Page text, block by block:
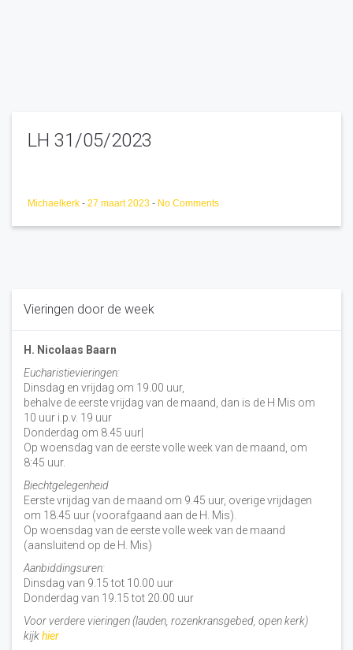
LH 31/05/2023
Michaelkerk - 27 maart 2023 - No Comments
Vieringen door de week
H. Nicolaas Baarn
Eucharistievieringen:
Dinsdag en vrijdag om 19.00 uur,
behalve de eerste vrijdag van de maand, dan is de H Mis om
10 uur i.p.v. 19 uur
Donderdag om 8.45 uur|
Op woensdag van de eerste volle week van de maand, om
8:45 uur.
Biechtgelegenheid
Eerste vrijdag van de maand om 9.45 uur, overige vrijdagen
om 18.45 uur (voorafgaand aan de H. Mis).
Op woensdag van de eerste volle week van de maand
(aansluitend op de H. Mis)
Aanbiddingsuren:
Dinsdag van 9.15 tot 10.00 uur
Donderdag van 19.15 tot 20.00 uur
Voor verdere vieringen (lauden, rozenkransgebed, open kerk)
kijkhier